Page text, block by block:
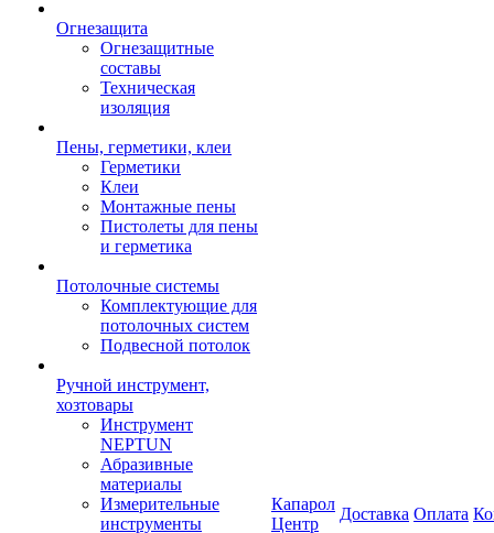
Огнезащита
Огнезащитные
составы
Техническая
изоляция
Пены, герметики, клеи
Герметики
Клеи
Монтажные пены
Пистолеты для пены
и герметика
Потолочные системы
Комплектующие для
потолочных систем
Подвесной потолок
Ручной инструмент,
хозтовары
Инструмент
NEPTUN
Абразивные
материалы
Измерительные
инструменты
Капарол
Центр
Доставка Оплата